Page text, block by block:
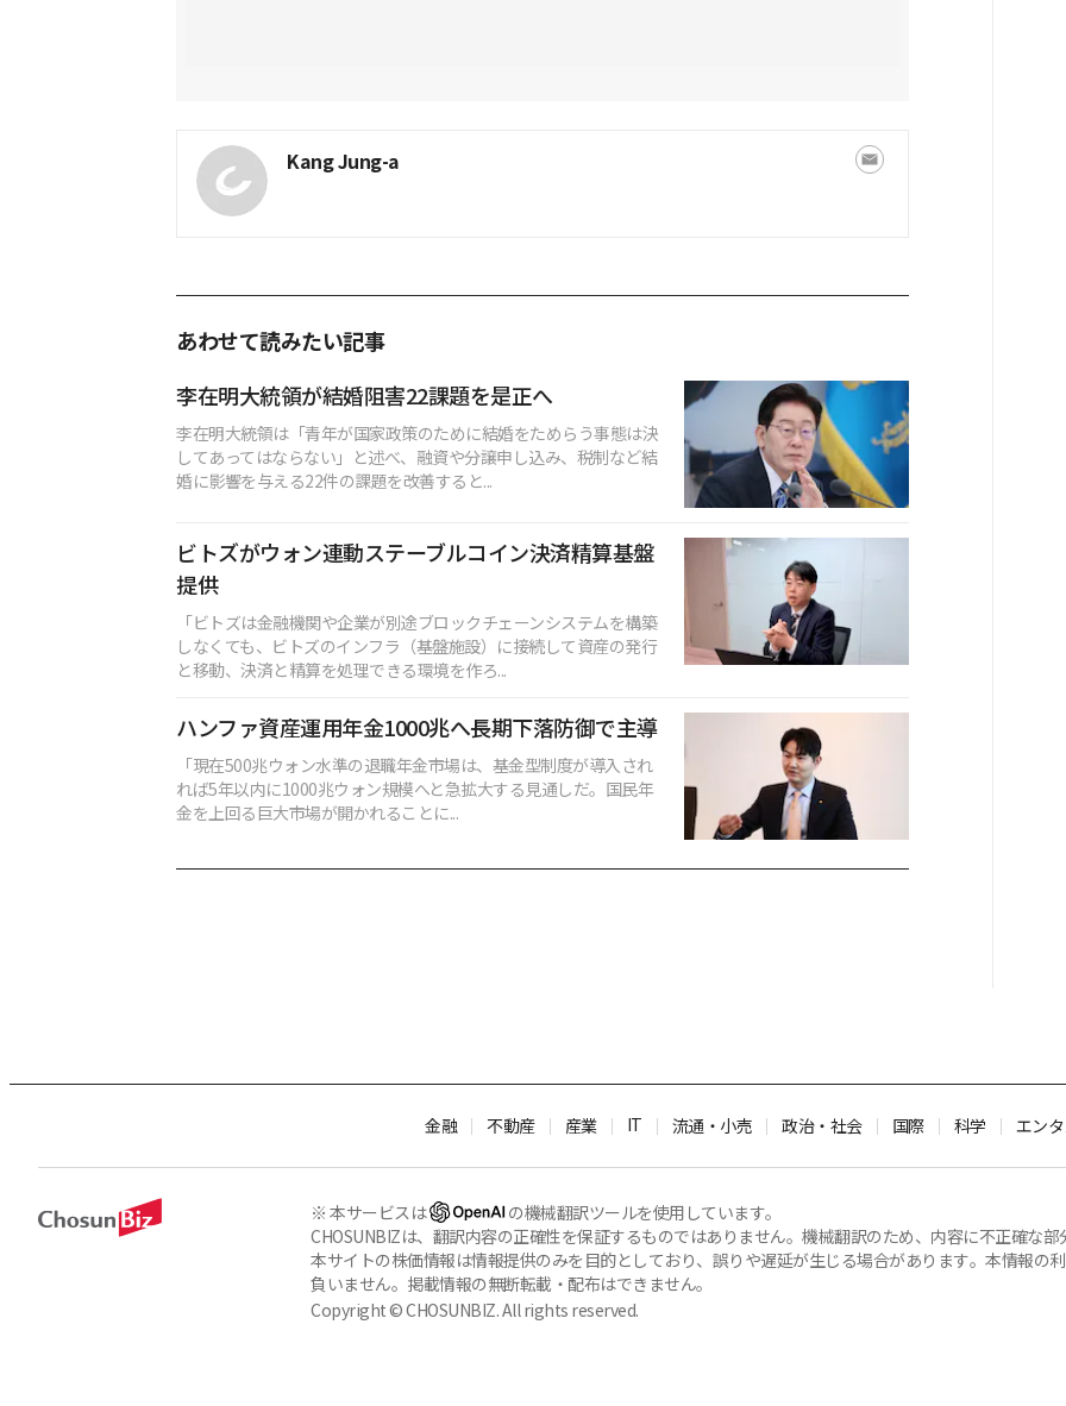
Kang Jung-a
あわせて読みたい記事
李在明大統領が結婚阻害22課題を是正へ
李在明大統領は「青年が国家政策のために結婚をためらう事態は決
してあってはならない」と述べ、融資や分譲申し込み、税制など結
婚に影響を与える22件の課題を改善すると...
ビトズがウォン連動ステーブルコイン決済精算基盤
提供
「ビトズは金融機関や企業が別途ブロックチェーンシステムを構築
しなくても、ビトズのインフラ（基盤施設）に接続して資産の発行
と移動、決済と精算を処理できる環境を作ろ...
ハンファ資産運用年金1000兆へ長期下落防御で主導
「現在500兆ウォン水準の退職年金市場は、基金型制度が導入され
れば5年以内に1000兆ウォン規模へと急拡大する見通しだ。国民年
金を上回る巨大市場が開かれることに...
金融 不動産 産業 IT 流通・小売 政治・社会 国際 科学 エン
※ 本サービスは
の機械翻訳ツールを使用しています。
CHOSUNBIZは、翻訳内容の正確性を保証するものではありません。機械翻訳のため、内容に不正確な
本サイトの株価情報は情報提供のみを目的としており、誤りや遅延が生じる場合があります。本情報の
負いません。掲載情報の無断転載・配布はできません。
Copyright © CHOSUNBIZ. All rights reserved.